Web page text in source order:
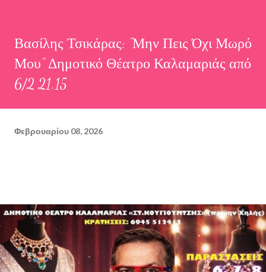
Βασίλης Τσικάρας: "Μην Πεις Όχι Μωρό
Μου" Δημοτικό Θέατρο Καλαμαριάς από
6/2 21.15
Φεβρουαρίου 08, 2026